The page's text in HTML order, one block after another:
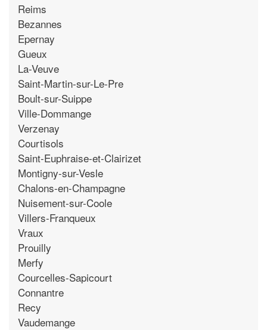
Reims
Bezannes
Epernay
Gueux
La-Veuve
Saint-Martin-sur-Le-Pre
Boult-sur-Suippe
Ville-Dommange
Verzenay
Courtisols
Saint-Euphraise-et-Clairizet
Montigny-sur-Vesle
Chalons-en-Champagne
Nuisement-sur-Coole
Villers-Franqueux
Vraux
Prouilly
Merfy
Courcelles-Sapicourt
Connantre
Recy
Vaudemange